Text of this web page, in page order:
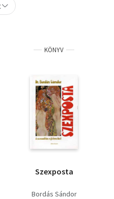
KÖNYV
Szexposta
Bordás Sándor